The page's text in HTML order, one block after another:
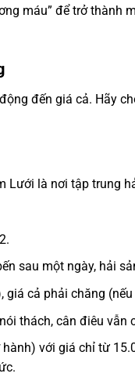
máu” để trở thành
đến giá cả. Hãy
Lưới là nơi tập trung
sau một ngày, hải
giá cả phải chăng
thách, cân điêu vẫn
với giá chỉ từ